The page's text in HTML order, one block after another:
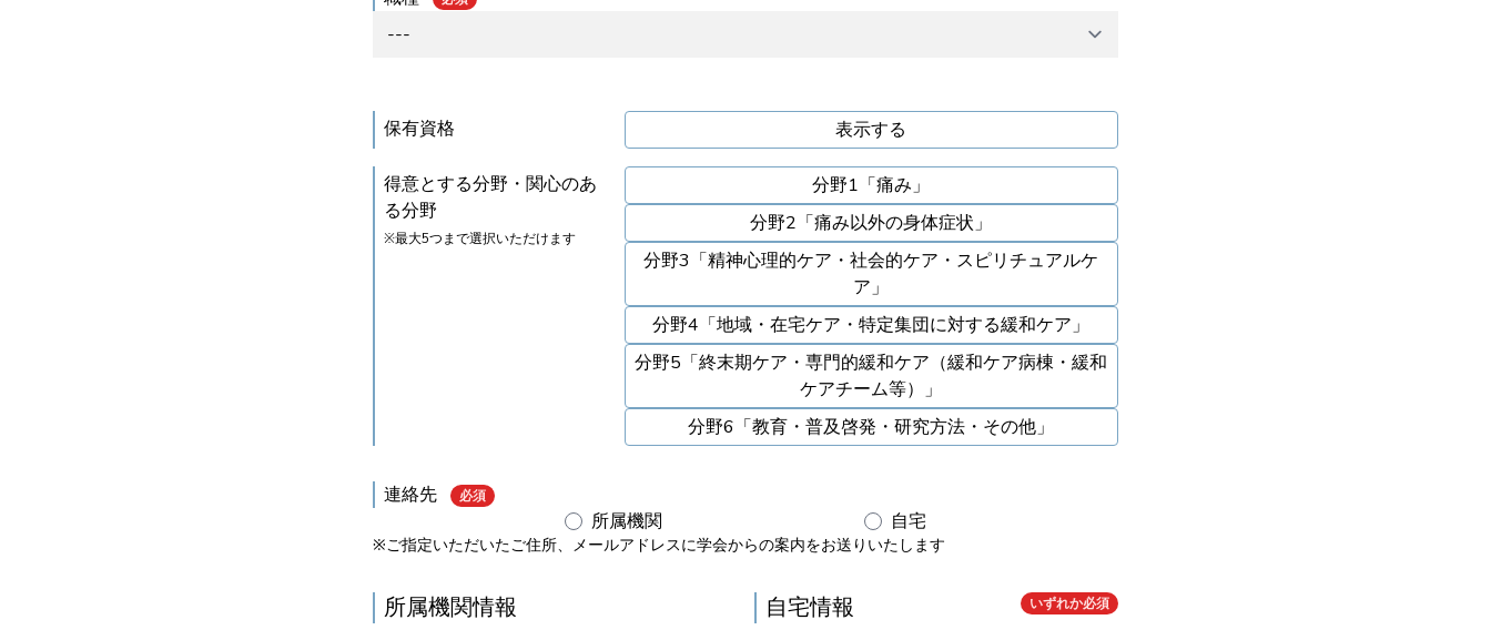
保有資格 表示する
得意とする分野・関心のあ
る分野
※最大5つまで選択いただけます
分野1「痛み」
分野2「痛み以外の身体症状」
分野3「精神心理的ケア・社会的ケア・スピリチュアルケ
ア」
分野4「地域・在宅ケア・特定集団に対する緩和ケア」
分野5「終末期ケア・専門的緩和ケア（緩和ケア病棟・緩和
ケアチーム等）」
分野6「教育・普及啓発・研究方法・その他」
連絡先 必須
所属機関 自宅
※ご指定いただいたご住所、メールアドレスに学会からの案内をお送りいたします
いずれか必須
所属機関情報 自宅情報